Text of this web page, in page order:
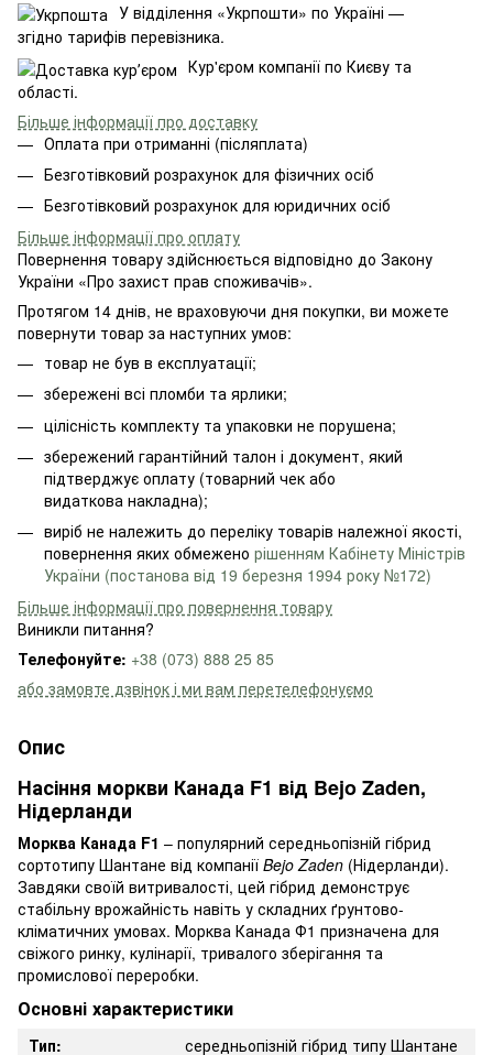
У відділення «Укрпошти» по Україні —
згідно тарифів перевізника.
Кур'єром компанії по Києву та
області.
Більше інформації про доставку
Оплата при отриманні (післяплата)
Безготівковий розрахунок для фізичних осіб
Безготівковий розрахунок для юридичних осіб
Більше інформації про оплату
Повернення товару здійснюється відповідно до Закону
України «Про захист прав споживачів».
Протягом 14 днів, не враховуючи дня покупки, ви можете
повернути товар за наступних умов:
товар не був в експлуатації;
збережені всі пломби та ярлики;
цілісність комплекту та упаковки не порушена;
збережений гарантійний талон і документ, який
підтверджує оплату (товарний чек або
видаткова накладна);
виріб не належить до переліку товарів належної якості,
повернення яких обмежено рішенням Кабінету Міністрів
України (постанова від 19 березня 1994 року №172)
Більше інформації про повернення товару
Виникли питання?
Телефонуйте: +38 (073) 888 25 85
або замовте дзвінок і ми вам перетелефонуємо
Опис
Насіння моркви Канада F1 від Bejo Zaden,
Нідерланди
Морква Канада F1 – популярний середньопізній гібрид
сортотипу Шантане від компанії Bejo Zaden (Нідерланди).
Завдяки своїй витривалості, цей гібрид демонструє
стабільну врожайність навіть у складних ґрунтово-
кліматичних умовах. Морква Канада Ф1 призначена для
свіжого ринку, кулінарії, тривалого зберігання та
промислової переробки.
Основні характеристики
Тип: середньопізній гібрид типу Шантане